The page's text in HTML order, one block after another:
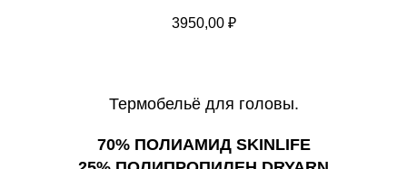
3950,00 ₽
Термобельё для головы.
70% ПОЛИАМИД SKINLIFE